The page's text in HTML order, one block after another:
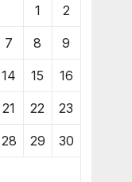
1 2
7 8 9
14 15 16
21 22 23
28 29 30